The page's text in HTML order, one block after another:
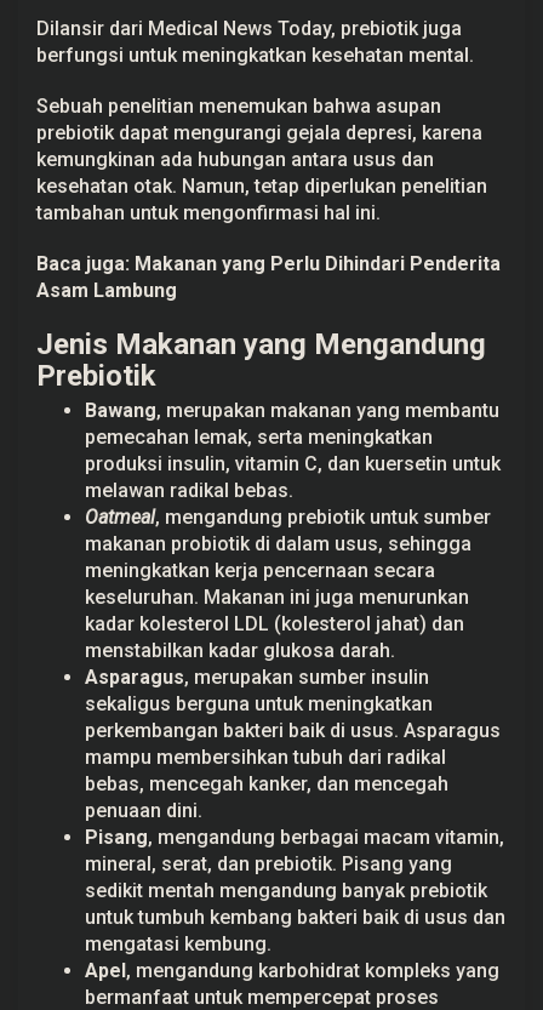
Dilansir dari Medical News Today, prebiotik juga
berfungsi untuk meningkatkan kesehatan mental.
Sebuah penelitian menemukan bahwa asupan
prebiotik dapat mengurangi gejala depresi, karena
kemungkinan ada hubungan antara usus dan
kesehatan otak. Namun, tetap diperlukan penelitian
tambahan untuk mengonfirmasi hal ini.
Baca juga: Makanan yang Perlu Dihindari Penderita
Asam Lambung
Jenis Makanan yang Mengandung
Prebiotik
Bawang, merupakan makanan yang membantu
pemecahan lemak, serta meningkatkan
produksi insulin, vitamin C, dan kuersetin untuk
melawan radikal bebas.
Oatmeal, mengandung prebiotik untuk sumber
makanan probiotik di dalam usus, sehingga
meningkatkan kerja pencernaan secara
keseluruhan. Makanan ini juga menurunkan
kadar kolesterol LDL (kolesterol jahat) dan
menstabilkan kadar glukosa darah.
Asparagus, merupakan sumber insulin
sekaligus berguna untuk meningkatkan
perkembangan bakteri baik di usus. Asparagus
mampu membersihkan tubuh dari radikal
bebas, mencegah kanker, dan mencegah
penuaan dini.
Pisang, mengandung berbagai macam vitamin,
mineral, serat, dan prebiotik. Pisang yang
sedikit mentah mengandung banyak prebiotik
untuk tumbuh kembang bakteri baik di usus dan
mengatasi kembung.
Apel, mengandung karbohidrat kompleks yang
bermanfaat untuk mempercepat proses